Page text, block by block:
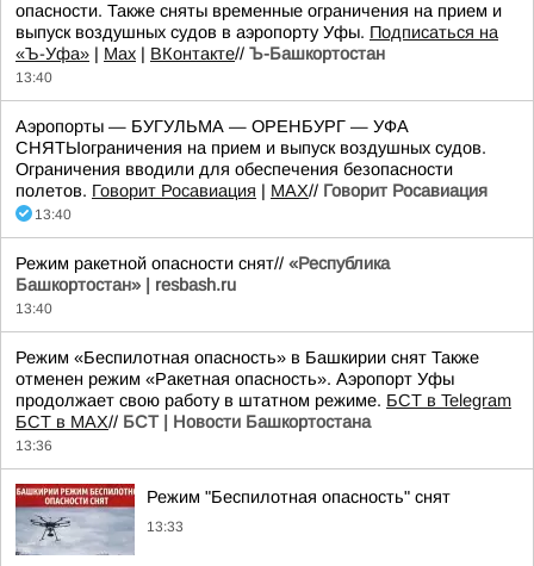
опасности. Также сняты временные ограничения на прием и
выпуск воздушных судов в аэропорту Уфы. Подписаться на
«Ъ-Уфа» | Max | ВКонтакте// Ъ-Башкортостан
13:40
Аэропорты — БУГУЛЬМА — ОРЕНБУРГ — УФА
СНЯТЫограничения на прием и выпуск воздушных судов.
Ограничения вводили для обеспечения безопасности
полетов. Говорит Росавиация | MАХ// Говорит Росавиация
13:40
Режим ракетной опасности снят// «Республика
Башкортостан» | resbash.ru
13:40
Режим «Беспилотная опасность» в Башкирии снят Также
отменен режим «Ракетная опасность». Аэропорт Уфы
продолжает свою работу в штатном режиме. БСТ в Telegram
БСТ в МАХ// БСТ | Новости Башкортостана
13:36
Режим "Беспилотная опасность" снят
13:33